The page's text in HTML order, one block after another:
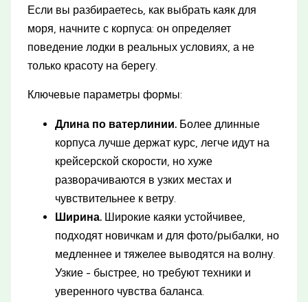
Если вы разбираетеcь, как выбрать каяк для
моря, начните с корпуса: он определяет
поведение лодки в реальных условиях, а не
только красоту на берегу.
Ключевые параметры формы:
Длина по ватерлинии. Более длинные
корпуса лучше держат курс, легче идут на
крейсерской скорости, но хуже
разворачиваются в узких местах и
чувствительнее к ветру.
Ширина. Широкие каяки устойчивее,
подходят новичкам и для фото/рыбалки, но
медленнее и тяжелее выводятся на волну.
Узкие - быстрее, но требуют техники и
уверенного чувства баланса.